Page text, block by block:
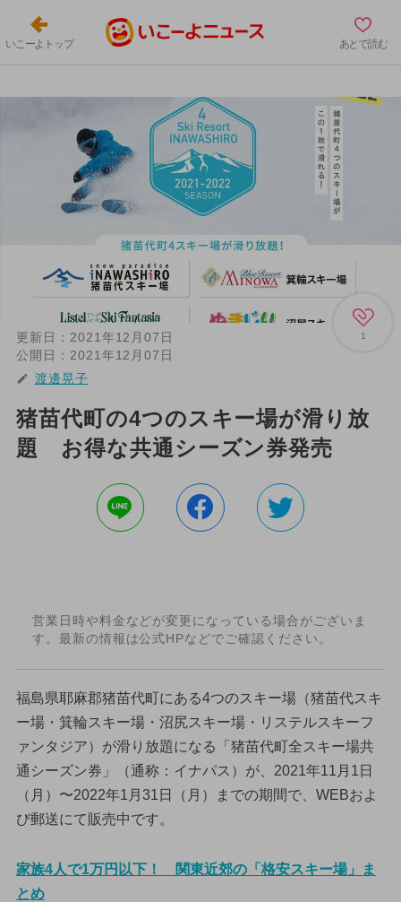
いこーよトップ あとで読む
1
更新日： 2021年12月07日
公開日： 2021年12月07日
渡邊晃子
猪苗代町の4つのスキー場が滑り放
題 お得な共通シーズン券発売
営業日時や料金などが変更になっている場合がございま
す。最新の情報は公式HPなどでご確認ください。
福島県耶麻郡猪苗代町にある4つのスキー場（猪苗代スキ
ー場・箕輪スキー場・沼尻スキー場・リステルスキーフ
ァンタジア）が滑り放題になる「猪苗代町全スキー場共
通シーズン券」（通称：イナパス）が、2021年11月1日
（月）〜2022年1月31日（月）までの期間で、WEBおよ
び郵送にて販売中です。
家族4人で1万円以下！ 関東近郊の「格安スキー場」ま
とめ